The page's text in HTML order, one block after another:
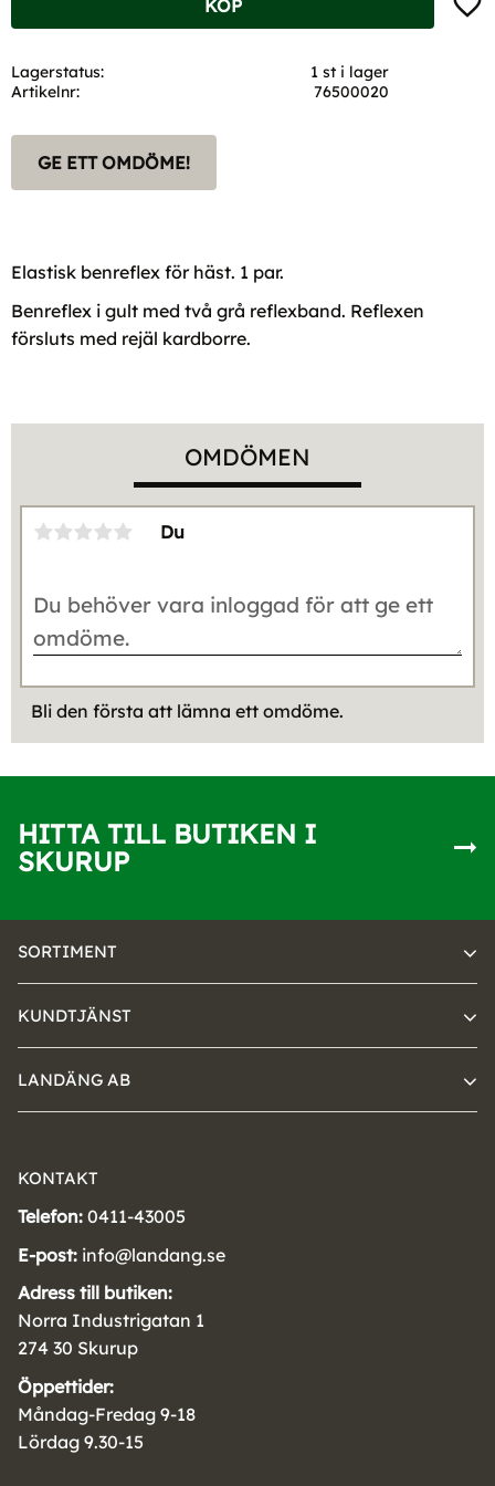
KÖP
Lagerstatus
1 st i lager
Artikelnr
76500020
GE ETT OMDÖME!
Elastisk benreflex för häst. 1 par.
Benreflex i gult med två grå reflexband. Reflexen
försluts med rejäl kardborre.
OMDÖMEN
Du
Bli den första att lämna ett omdöme.
HITTA TILL BUTIKEN I
SKURUP
SORTIMENT
KUNDTJÄNST
LANDÄNG AB
KONTAKT
Telefon: 0411-43005
E-post: info@landang.se
Adress till butiken:
Norra Industrigatan 1
274 30 Skurup
Öppettider:
Måndag-Fredag 9-18
Lördag 9.30-15